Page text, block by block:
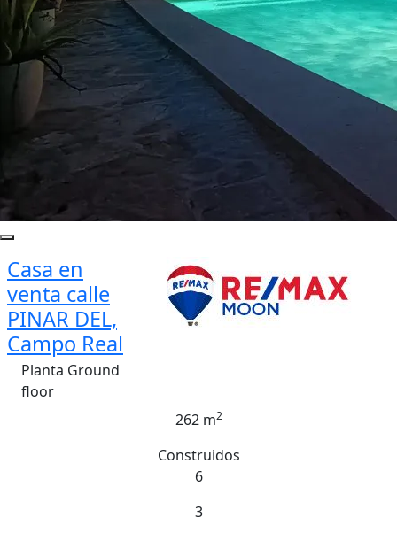
Casa en
venta calle
PINAR DEL,
Campo Real
Planta Ground
floor
262 m2
Construidos
6
3